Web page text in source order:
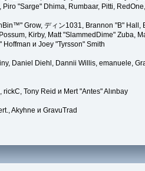
"Sarge" Dhima, Rumbaar, Pitti,
Grow, ディン1031, Brannon "B"
Kirby, Matt "SlammedDime" Zuba,
и Joey "Tyrsson" Smith
Daniel Diehl, Dannii Willis, emanuele,
Tony Reid и Mert "Antes" Alınbay
Akyhne и GravuTrad